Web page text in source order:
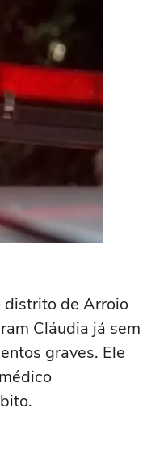
distrito de Arroio
Cláudia já sem
graves. Ele